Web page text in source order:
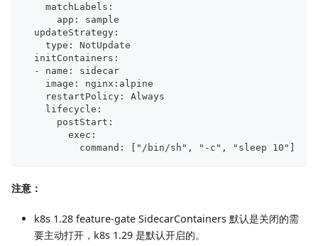
    matchLabels:
      app: sample
  updateStrategy:
    type: NotUpdate
  initContainers:
  - name: sidecar
    image: nginx:alpine
    restartPolicy: Always
    lifecycle:
      postStart:
        exec:
          command: ["/bin/sh", "-c", "sleep 10"]
注意：
k8s 1.28 feature-gate SidecarContainers 默认是关闭的需
要主动打开，k8s 1.29 是默认开启的。